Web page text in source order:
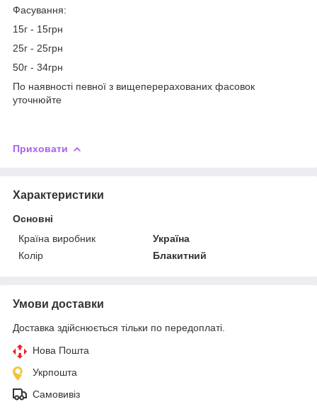
Фасування:
15г - 15грн
25г - 25грн
50г - 34грн
По наявності певної з вищеперерахованих фасовок
уточнюйте
Приховати
Характеристики
Основні
Країна виробник
Україна
Колір
Блакитний
Умови доставки
Доставка здійснюється тільки по передоплаті.
Нова Пошта
Укрпошта
Самовивіз